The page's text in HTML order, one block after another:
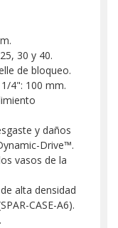
30 y 40.
de bloqueo.
4": 100 mm.
y daños
Drive™.
vasos de la
alta densidad
CASE-A6).